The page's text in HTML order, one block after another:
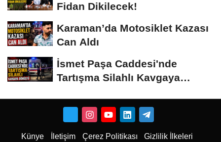
Fidan Dikilecek!
Karaman’da Motosiklet Kazası
Can Aldı
İsmet Paşa Caddesi'nde
Tartışma Silahlı Kavgaya
Künye İletişim Çerez Politikası Gizlilik İlkeleri